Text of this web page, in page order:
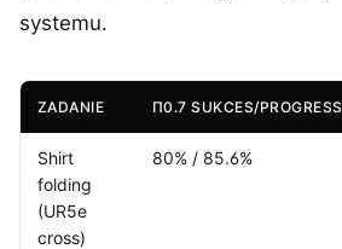
systemu.
ZADANIE Π0.7 SUKCES/PROGRESS
Shirt
folding
(UR5e
cross)
80% / 85.6%